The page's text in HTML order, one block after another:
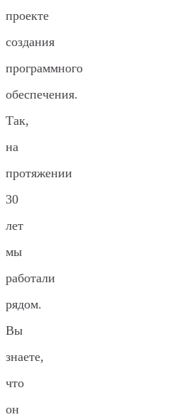
проекте
создания
программного
обеспечения.
Так,
на
протяжении
30
лет
мы
работали
рядом.
Вы
знаете,
что
он